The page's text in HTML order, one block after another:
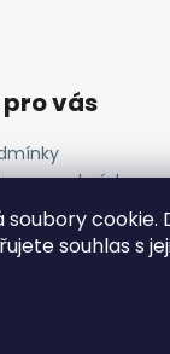
soubory
souhlas s
vás
osobních